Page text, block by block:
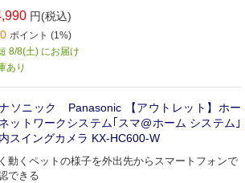
円(税込)
ポイント (1%)
8/8(土) にお届け
あり
ソニック Panasonic 【アウトレット】ホー
ットワークシステム｢スマ@ホーム システム｣
スイングカメラ KX-HC600-W
動くペットの様子を外出先からスマートフォンで
できる